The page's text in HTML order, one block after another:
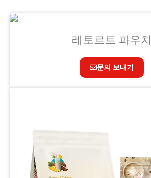
레토르트 파우치
문의 보내기